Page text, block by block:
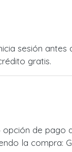
sesión antes
gratis.
de pago
la compra: